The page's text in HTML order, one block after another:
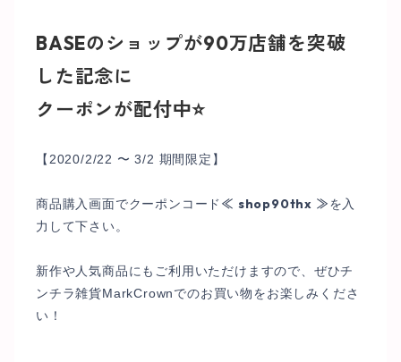
BASEのショップが90万店舗を突破
した記念に
クーポンが配付中⭐️
【2020/2/22 〜 3/2 期間限定】
商品購入画面でクーポンコード ≪ shop90thx ≫を入
力して下さい。
新作や人気商品にもご利用いただけますので、ぜひチ
ンチラ雑貨MarkCrownでのお買い物をお楽しみくださ
い！